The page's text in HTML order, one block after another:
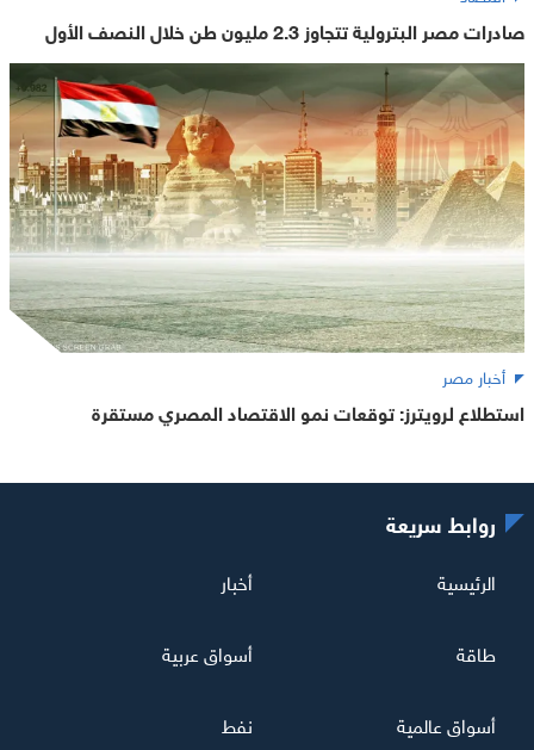
صادرات مصر البترولية تتجاوز 2.3 مليون طن خلال النصف الأول
أخبار مصر
استطلاع لرويترز: توقعات نمو الاقتصاد المصري مستقرة
روابط سريعة
الرئيسية أخبار
طاقة أسواق عربية
أسواق عالمية نفط